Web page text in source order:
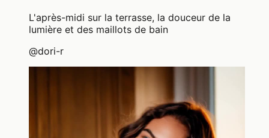
L'après-midi sur la terrasse, la douceur de la
lumière et des maillots de bain
@dori-r